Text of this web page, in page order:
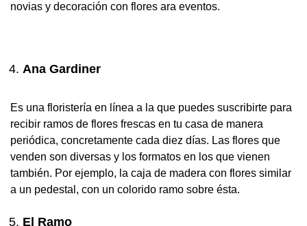
novias y decoración con flores ara eventos.
Ana Gardiner
Es una floristería en línea a la que puedes suscribirte para
recibir ramos de flores frescas en tu casa de manera
periódica, concretamente cada diez días. Las flores que
venden son diversas y los formatos en los que vienen
también. Por ejemplo, la caja de madera con flores similar
a un pedestal, con un colorido ramo sobre ésta.
El Ramo